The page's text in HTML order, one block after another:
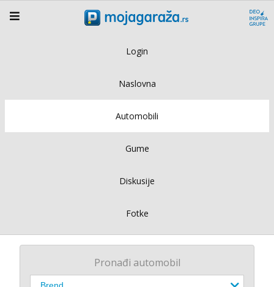
Login
Naslovna
Automobili
Gume
Diskusije
Fotke
Pronađi automobil